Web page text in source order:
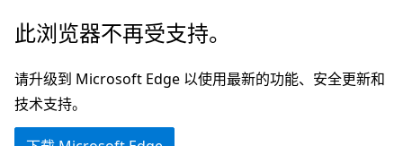
跳
主
要
内
此浏览器不再受支持。
请升级到 Microsoft Edge 以使用最新的功能、安全更新和
技术支持。